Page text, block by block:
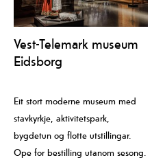
Vest-Telemark museum
Eidsborg
Eit stort moderne museum med
stavkyrkje, aktivitetspark,
bygdetun og flotte utstillingar.
Ope for bestilling utanom sesong.